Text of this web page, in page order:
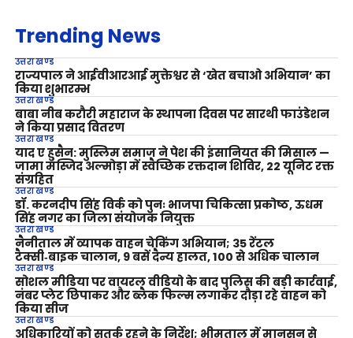
Trending News
उत्तराखण्ड
राज्यपाल ने आईवीआरआई मुक्तेश्वर से ‘खेत बचाओ अभियान’ का
किया शुभारम्भ
उत्तराखण्ड
बाबा नीब करौरी महाराज के स्थापना दिवस पर सारथी फाउंडेशन
ने किया प्रसाद वितरण
उत्तराखण्ड
याद ए हुसैन: मुस्लिम समाज ने पेश की इंसानियत की मिसाल —
जामा मस्जिद अल्मोड़ा में स्वैच्छिक रक्तदान शिविर, 22 यूनिट रक्त
संग्रहित
उत्तराखण्ड
डॉ. करनदीप सिंह विर्क को पुनः भाजपा चिकित्सा प्रकोष्ठ, ऊधम
सिंह नगर का जिला संयोजक नियुक्त
उत्तराखण्ड
नैनीताल में व्यापक वाहन चेकिंग अभियान; 35 रेंटल
टैक्सी‑बाइक चालान, 9 बसें दैन्य हालत, 100 से अधिक चालान
उत्तराखण्ड
सोशल मीडिया पर वायरल वीडियो के बाद पुलिस की बड़ी कार्रवाई,
नंबर प्लेट छिपाकर और ब्लैक फिल्म लगाकर दौड़ा रहे वाहन को
किया सीज
उत्तराखण्ड
अधिकारियों को सतर्क रहने के निर्देश; भीमताल में मानसून से